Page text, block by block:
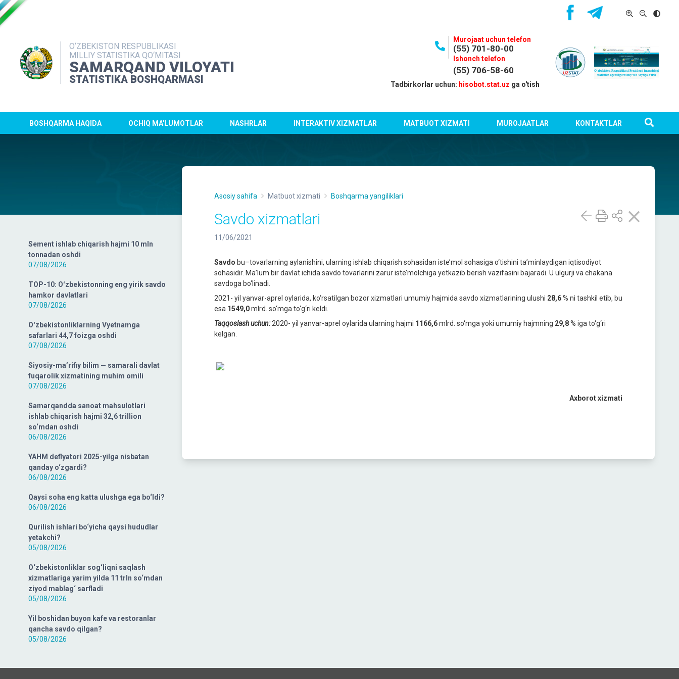
O‘ZBEKISTON RESPUBLIKASI
MILLIY STATISTIKA QO‘MITASI
SAMARQAND VILOYATI
STATISTIKA BOSHQARMASI
Murojaat uchun telefon
(55) 701-80-00
Ishonch telefon
(55) 706-58-60
Tadbirkorlar uchun: hisobot.stat.uz ga o'tish
BOSHQARMA HAQIDA OCHIQ MA'LUMOTLAR NASHRLAR INTERAKTIV XIZMATLAR MATBUOT XIZMATI MUROJAATLAR KONTAKTLAR
Sement ishlab chiqarish hajmi 10 mln
tonnadan oshdi
07/08/2026
TOP-10: Oʻzbekistonning eng yirik savdo
hamkor davlatlari
07/08/2026
Oʻzbekistonliklarning Vyetnamga
safarlari 44,7 foizga oshdi
07/08/2026
Siyosiy-ma’rifiy bilim — samarali davlat
fuqarolik xizmatining muhim omili
07/08/2026
Samarqandda sanoat mahsulotlari
ishlab chiqarish hajmi 32,6 trillion
so‘mdan oshdi
06/08/2026
YAHM deflyatori 2025-yilga nisbatan
qanday o‘zgardi?
06/08/2026
Qaysi soha eng katta ulushga ega bo‘ldi?
06/08/2026
Qurilish ishlari bo‘yicha qaysi hududlar
yetakchi?
05/08/2026
O‘zbekistonliklar sog‘liqni saqlash
xizmatlariga yarim yilda 11 trln so‘mdan
ziyod mablag‘ sarfladi
05/08/2026
Yil boshidan buyon kafe va restoranlar
qancha savdo qilgan?
05/08/2026
Asosiy sahifa Matbuot xizmati Boshqarma yangiliklari
Savdo xizmatlari
11/06/2021
Savdo bu–tovarlarning aylanishini, ularning ishlab chiqarish sohasidan iste’mol sohasiga o‘tishini ta’minlaydigan iqtisodiyot
sohasidir. Ma’lum bir davlat ichida savdo tovarlarini zarur iste’molchiga yetkazib berish vazifasini bajaradi. U ulgurji va chakana
savdoga bo‘linadi.
2021- yil yanvar-aprel oylarida, ko‘rsatilgan bozor xizmatlari umumiy hajmida savdo xizmatlarining ulushi 28,6% ni tashkil etib, bu
esa 1549,0mlrd. so‘mga to‘g‘ri keldi.
Taqqoslash uchun:2020- yil yanvar-aprel oylarida ularning hajmi 1166,6mlrd. so‘mga yoki umumiy hajmning 29,8% iga to‘g‘ri
kelgan.
Axborot xizmati